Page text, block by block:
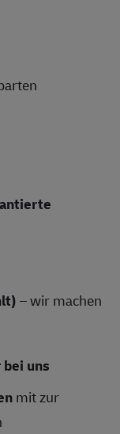
– wir machen
uns
mit zur